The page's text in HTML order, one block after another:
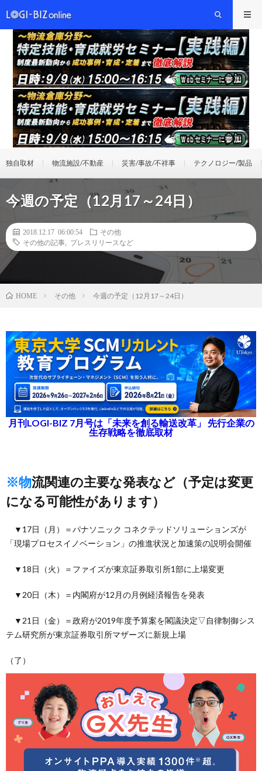
独自取材 物流施設/不動産 災害/事故/不祥事 テクノロジー/製品
今週の予定（12月17～24日）
2018.12.17 06:00:54
その他
その他の記事
プレスリリースなど
HOME その他 今週の予定（12月17～24日）
月刊LOGI-BIZ 7月号は「未来を創る輸送改革」 先行企業の
生存戦略を徹底取材
※物流関連の主要な発表など（予定は変更
になる可能性があります）
▼17日（月）＝パナソニック コネクテッドソリューションズが
「現場プロセスイノベーション」の推進状況と加速策の説明会開催
▼18日（火）＝ファイズが東京証券取引所1部に上場変更
▼20日（木）＝内閣府が12月の月例経済報告を発表
▼21日（金）＝政府が2019年度予算案を閣議決定▽自律制御シス
テム研究所が東京証券取引所マザーズに新規上場
（了）